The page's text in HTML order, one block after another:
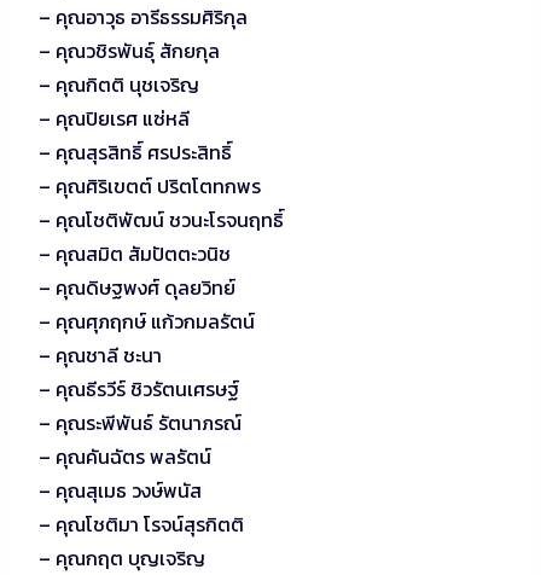
– คุณอาวุธ อารีธรรมศิริกุล
– คุณวชิรพันธุ์ สักยกุล
– คุณกิตติ นุชเจริญ
– คุณปิยเรศ แซ่หลี
– คุณสุรสิทธิ์ ศรประสิทธิ์
– คุณศิริเขตต์ ปริตโตทกพร
– คุณโชติพัฒน์ ชวนะโรจนฤทธิ์
– คุณสมิต สัมปัตตะวนิช
– คุณดิษฐพงศ์ ดุลยวิทย์
– คุณศุภฤกษ์ แก้วกมลรัตน์
– คุณชาลี ชะนา
– คุณธีรวีร์ ชิวรัตนเศรษฐ์
– คุณระพีพันธ์ รัตนาภรณ์
– คุณคันฉัตร พลรัตน์
– คุณสุเมธ วงษ์พนัส
– คุณโชติมา โรจน์สุรกิตติ
– คุณกฤต บุญเจริญ